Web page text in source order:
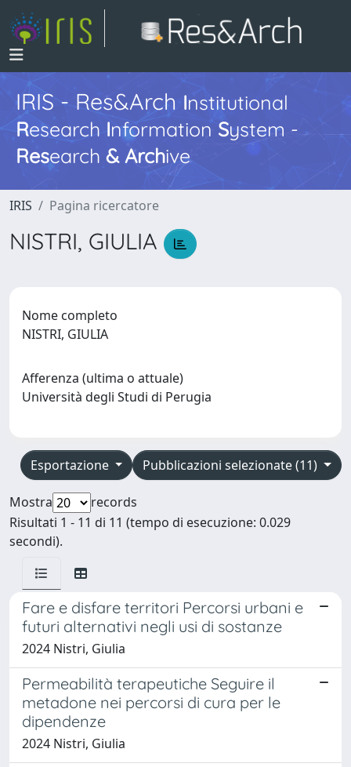
IRIS - Res&ArchInstitutional
Research InformationSystem -
Research & Archive
IRIS Pagina ricercatore
NISTRI, GIULIA
Nome completo
NISTRI, GIULIA
Afferenza (ultima o attuale)
Università degli Studi di Perugia
Pubblicazioni selezionate (11)
Esportazione
Mostra
records
Risultati 1 - 11 di 11 (tempo di esecuzione: 0.029
secondi).
Fare e disfare territori Percorsi urbani e
futuri alternativi negli usi di sostanze
2024 Nistri, Giulia
Permeabilità terapeutiche Seguire il
metadone nei percorsi di cura per le
dipendenze
2024 Nistri, Giulia